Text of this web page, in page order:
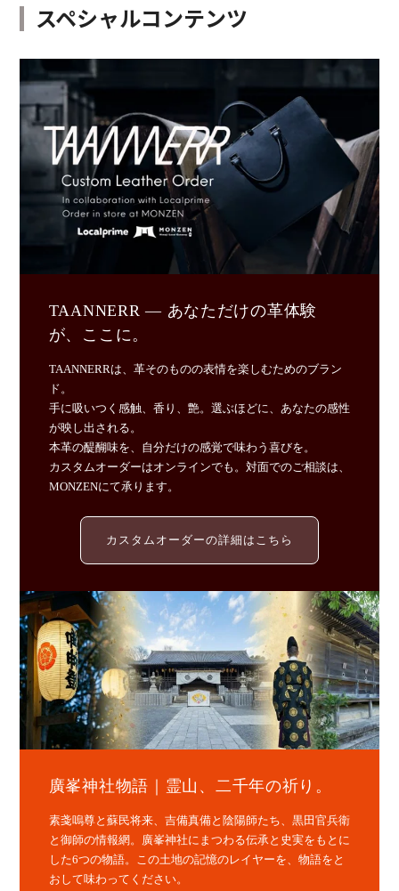
スペシャルコンテンツ
TAANNERR ― あなただけの革体験
が、ここに。
TAANNERRは、革そのものの表情を楽しむためのブラン
ド。
手に吸いつく感触、香り、艶。選ぶほどに、あなたの感性
が映し出される。
本革の醍醐味を、自分だけの感覚で味わう喜びを。
カスタムオーダーはオンラインでも。対面でのご相談は、
MONZENにて承ります。
カスタムオーダーの詳細はこちら
廣峯神社物語｜霊山、二千年の祈り。
素戔嗚尊と蘇民将来、吉備真備と陰陽師たち、黒田官兵衛
と御師の情報網。廣峯神社にまつわる伝承と史実をもとに
した6つの物語。この土地の記憶のレイヤーを、物語をと
おして味わってください。